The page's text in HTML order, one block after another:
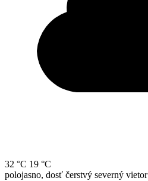
32 °C 19 °C
polojasno, dosť čerstvý severný vietor